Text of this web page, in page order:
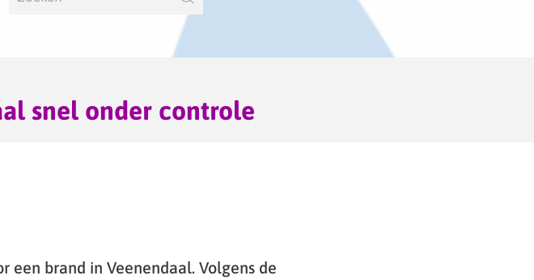
snel onder controle
een brand in Veenendaal. Volgens de